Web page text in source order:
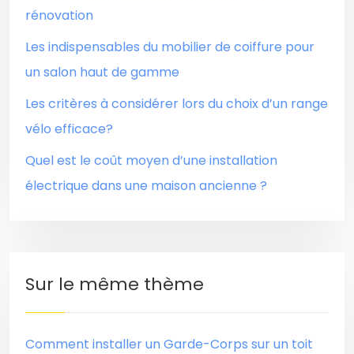
rénovation
Les indispensables du mobilier de coiffure pour
un salon haut de gamme
Les critères à considérer lors du choix d’un range
vélo efficace?
Quel est le coût moyen d’une installation
électrique dans une maison ancienne ?
Sur le même thème
Comment installer un Garde-Corps sur un toit